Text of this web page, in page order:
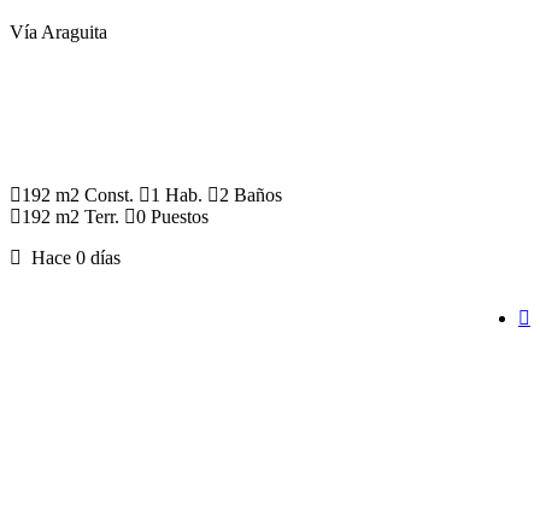
Vía Araguita
192 m2 Const. 1 Hab.
2 Baños
192 m2 Terr.
0 Puestos
Hace 0 días